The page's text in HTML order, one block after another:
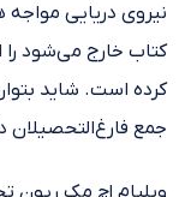
نیروی دریایی
کتاب خارج می‌شود را
کرده است. شاید
جمع